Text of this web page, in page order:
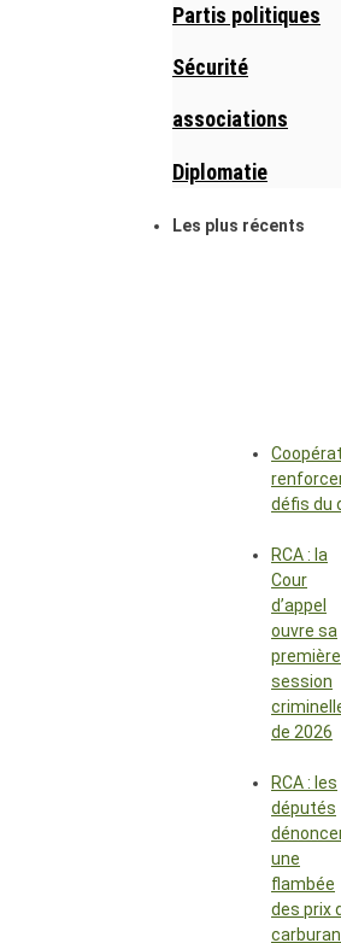
Partis politiques
Sécurité
associations
Diplomatie
Les plus récents
défis du
RCA : la
Cour
d’appel
ouvre sa
première
session
de 2026
RCA : les
députés
une
flambée
des prix